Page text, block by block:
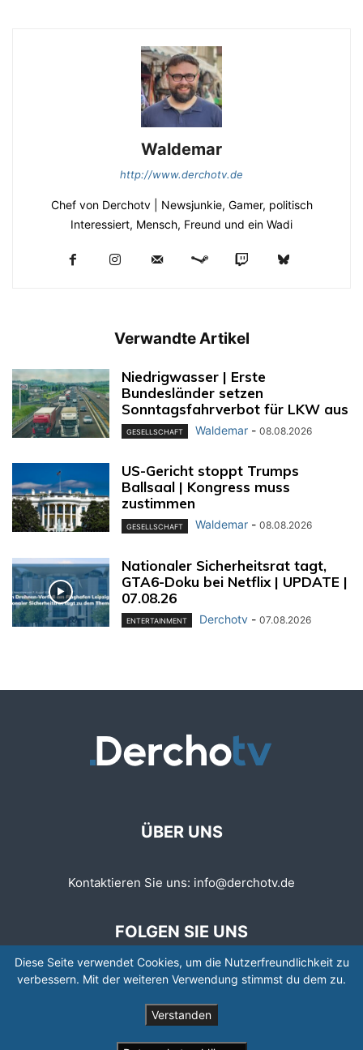
Waldemar
http://www.derchotv.de
Chef von Derchotv | Newsjunkie, Gamer, politisch
Interessiert, Mensch, Freund und ein Wadi
Verwandte Artikel
Niedrigwasser | Erste
Bundesländer setzen
Sonntagsfahrverbot für LKW aus
GESELLSCHAFT Waldemar - 08.08.2026
US-Gericht stoppt Trumps
Ballsaal | Kongress muss
zustimmen
GESELLSCHAFT Waldemar - 08.08.2026
Nationaler Sicherheitsrat tagt,
GTA6-Doku bei Netflix | UPDATE |
07.08.26
ENTERTAINMENT Derchotv - 07.08.2026
ÜBER UNS
Kontaktieren Sie uns: info@derchotv.de
FOLGEN SIE UNS
Diese Seite verwendet Cookies, um die Nutzerfreundlichkeit zu
verbessern. Mit der weiteren Verwendung stimmst du dem zu.
Verstanden